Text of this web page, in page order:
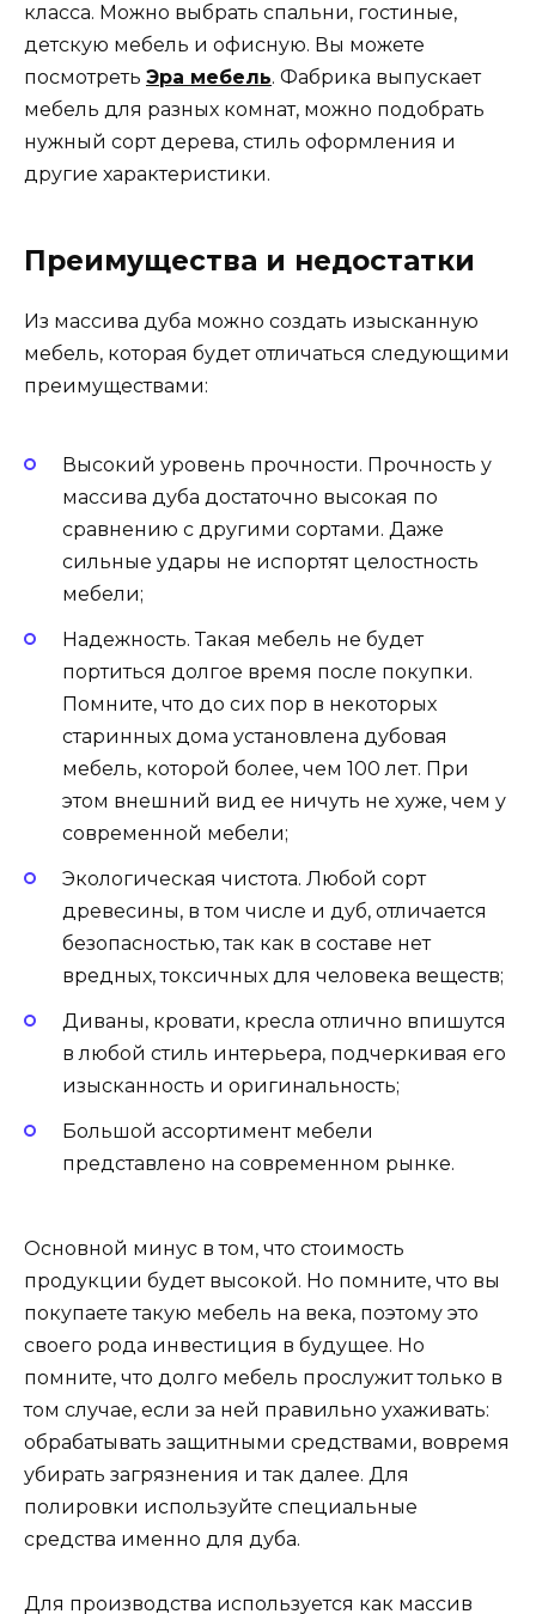
класса. Можно выбрать спальни, гостиные,
детскую мебель и офисную. Вы можете
посмотреть Эра мебель. Фабрика выпускает
мебель для разных комнат, можно подобрать
нужный сорт дерева, стиль оформления и
другие характеристики.
Преимущества и недостатки
Из массива дуба можно создать изысканную
мебель, которая будет отличаться следующими
преимуществами:
Высокий уровень прочности. Прочность у
массива дуба достаточно высокая по
сравнению с другими сортами. Даже
сильные удары не испортят целостность
мебели;
Надежность. Такая мебель не будет
портиться долгое время после покупки.
Помните, что до сих пор в некоторых
старинных дома установлена дубовая
мебель, которой более, чем 100 лет. При
этом внешний вид ее ничуть не хуже, чем у
современной мебели;
Экологическая чистота. Любой сорт
древесины, в том числе и дуб, отличается
безопасностью, так как в составе нет
вредных, токсичных для человека веществ;
Диваны, кровати, кресла отлично впишутся
в любой стиль интерьера, подчеркивая его
изысканность и оригинальность;
Большой ассортимент мебели
представлено на современном рынке.
Основной минус в том, что стоимость
продукции будет высокой. Но помните, что вы
покупаете такую мебель на века, поэтому это
своего рода инвестиция в будущее. Но
помните, что долго мебель прослужит только в
том случае, если за ней правильно ухаживать:
обрабатывать защитными средствами, вовремя
убирать загрязнения и так далее. Для
полировки используйте специальные
средства именно для дуба.
Для производства используется как массив